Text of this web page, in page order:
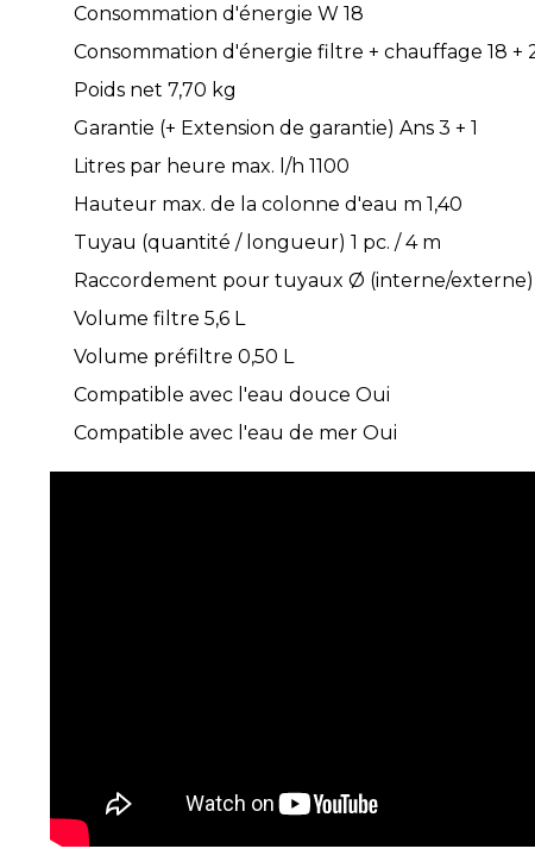
Consommation d'énergie W 18
Consommation d'énergie filtre + chauffage 18 +
Poids net 7,70 kg
Garantie (+ Extension de garantie) Ans 3 + 1
Litres par heure max. l/h 1100
Hauteur max. de la colonne d'eau m 1,40
Tuyau (quantité / longueur) 1 pc. / 4 m
Raccordement pour tuyaux Ø (interne/externe)
Volume filtre 5,6 L
Volume préfiltre 0,50 L
Compatible avec l'eau douce Oui
Compatible avec l'eau de mer Oui